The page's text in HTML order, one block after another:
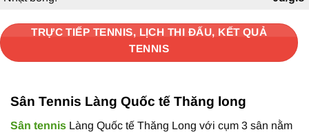
TRỰC TIẾP TENNIS, LỊCH THI ĐẤU, KẾT QUẢ
TENNIS
Sân Tennis Làng Quốc tế Thăng long
Sân tennis Làng Quốc tế Thăng Long với cụm 3 sân nằm